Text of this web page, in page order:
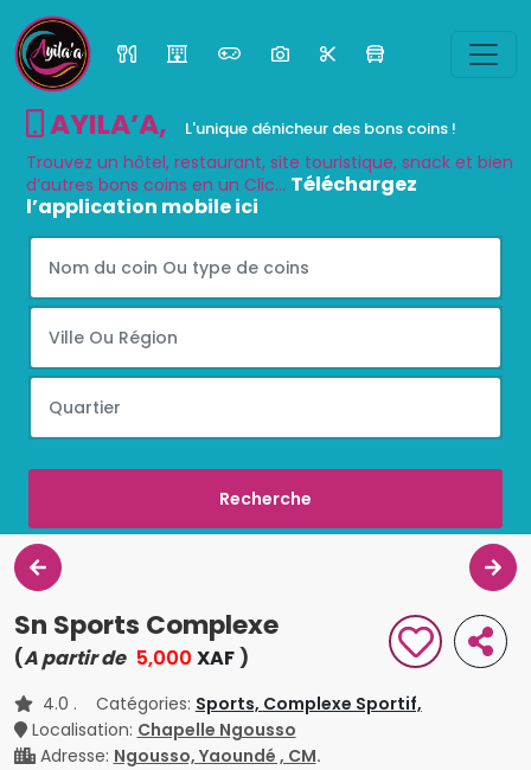
AYILA’A, L'unique dénicheur des bons coins !
Trouvez un hôtel, restaurant, site touristique, snack et bien
d’autres bons coins en un Clic... Téléchargez
l’application mobile ici
Sn Sports Complexe
(A partir de 5,000 XAF )
4.0 . Catégories: Sports, Complexe Sportif,
Localisation: Chapelle Ngousso
Adresse: Ngousso, Yaoundé , CM.